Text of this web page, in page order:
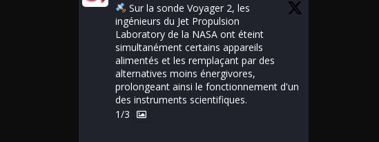
Sur la sonde Voyager 2, les
ingénieurs du Jet Propulsion
Laboratory de la NASA ont éteint
simultanément certains appareils
alimentés et les remplaçant par des
alternatives moins énergivores,
prolongeant ainsi le fonctionnement d'un
des instruments scientifiques.
1/3